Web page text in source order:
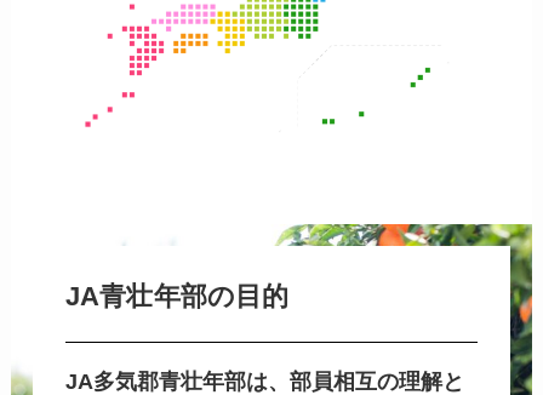
JA青壮年部の目的
JA多気郡青壮年部は、部員相互の理解と